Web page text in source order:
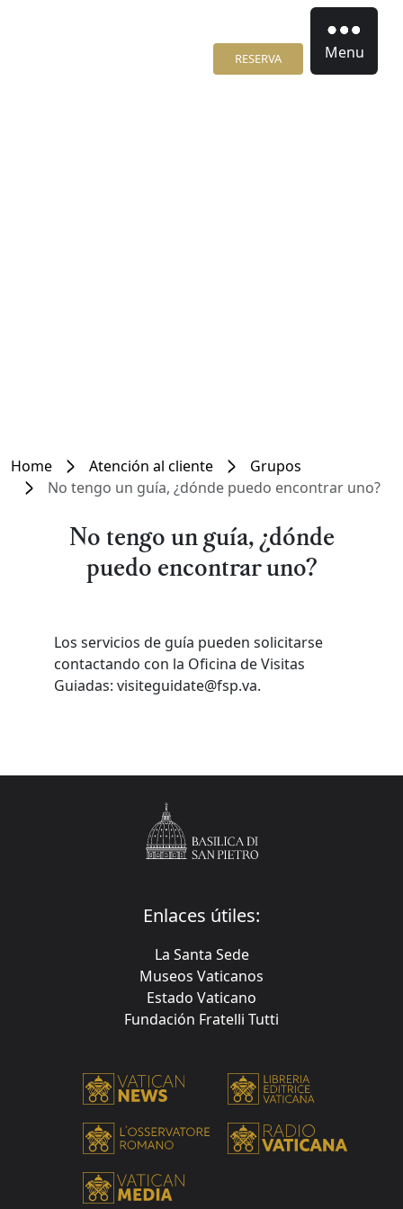
RESERVA Menu
Home Atención al cliente
Grupos
No tengo un guía, ¿dónde puedo encontrar uno?
No tengo un guía, ¿dónde
puedo encontrar uno?
Los servicios de guía pueden solicitarse
contactando con la Oficina de Visitas
Guiadas: visiteguidate@fsp.va.
Enlaces útiles:
La Santa Sede
Museos Vaticanos
Estado Vaticano
Fundación Fratelli Tutti